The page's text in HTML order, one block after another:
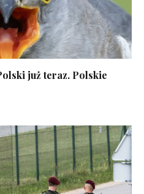
już teraz. Polskie